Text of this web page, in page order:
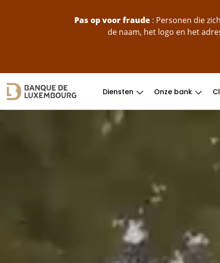
Pas op voor fraude : Personen die
de naam, het logo en het
Diensten Onze bank